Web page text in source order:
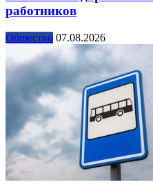
работников
Общество 07.08.2026